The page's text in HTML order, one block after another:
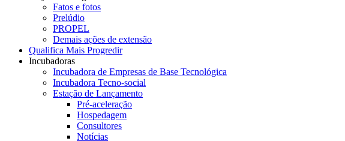
Fatos e fotos
Prelúdio
PROPEL
Demais ações de extensão
Qualifica Mais Progredir
Incubadoras
Incubadora de Empresas de Base Tecnológica
Incubadora Tecno-social
Estação de Lançamento
Pré-aceleração
Hospedagem
Consultores
Notícias